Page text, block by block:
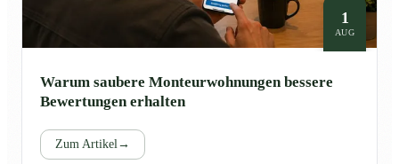
1
AUG
Warum saubere Monteurwohnungen bessere
Bewertungen erhalten
Zum Artikel→